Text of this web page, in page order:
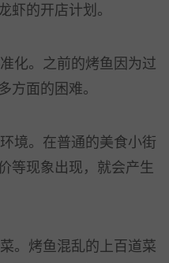
虾的开店计划。
。之前的烤鱼因为过
方面的困难。
。在普通的美食小街
等现象出现，就会产生
烤鱼混乱的上百道菜